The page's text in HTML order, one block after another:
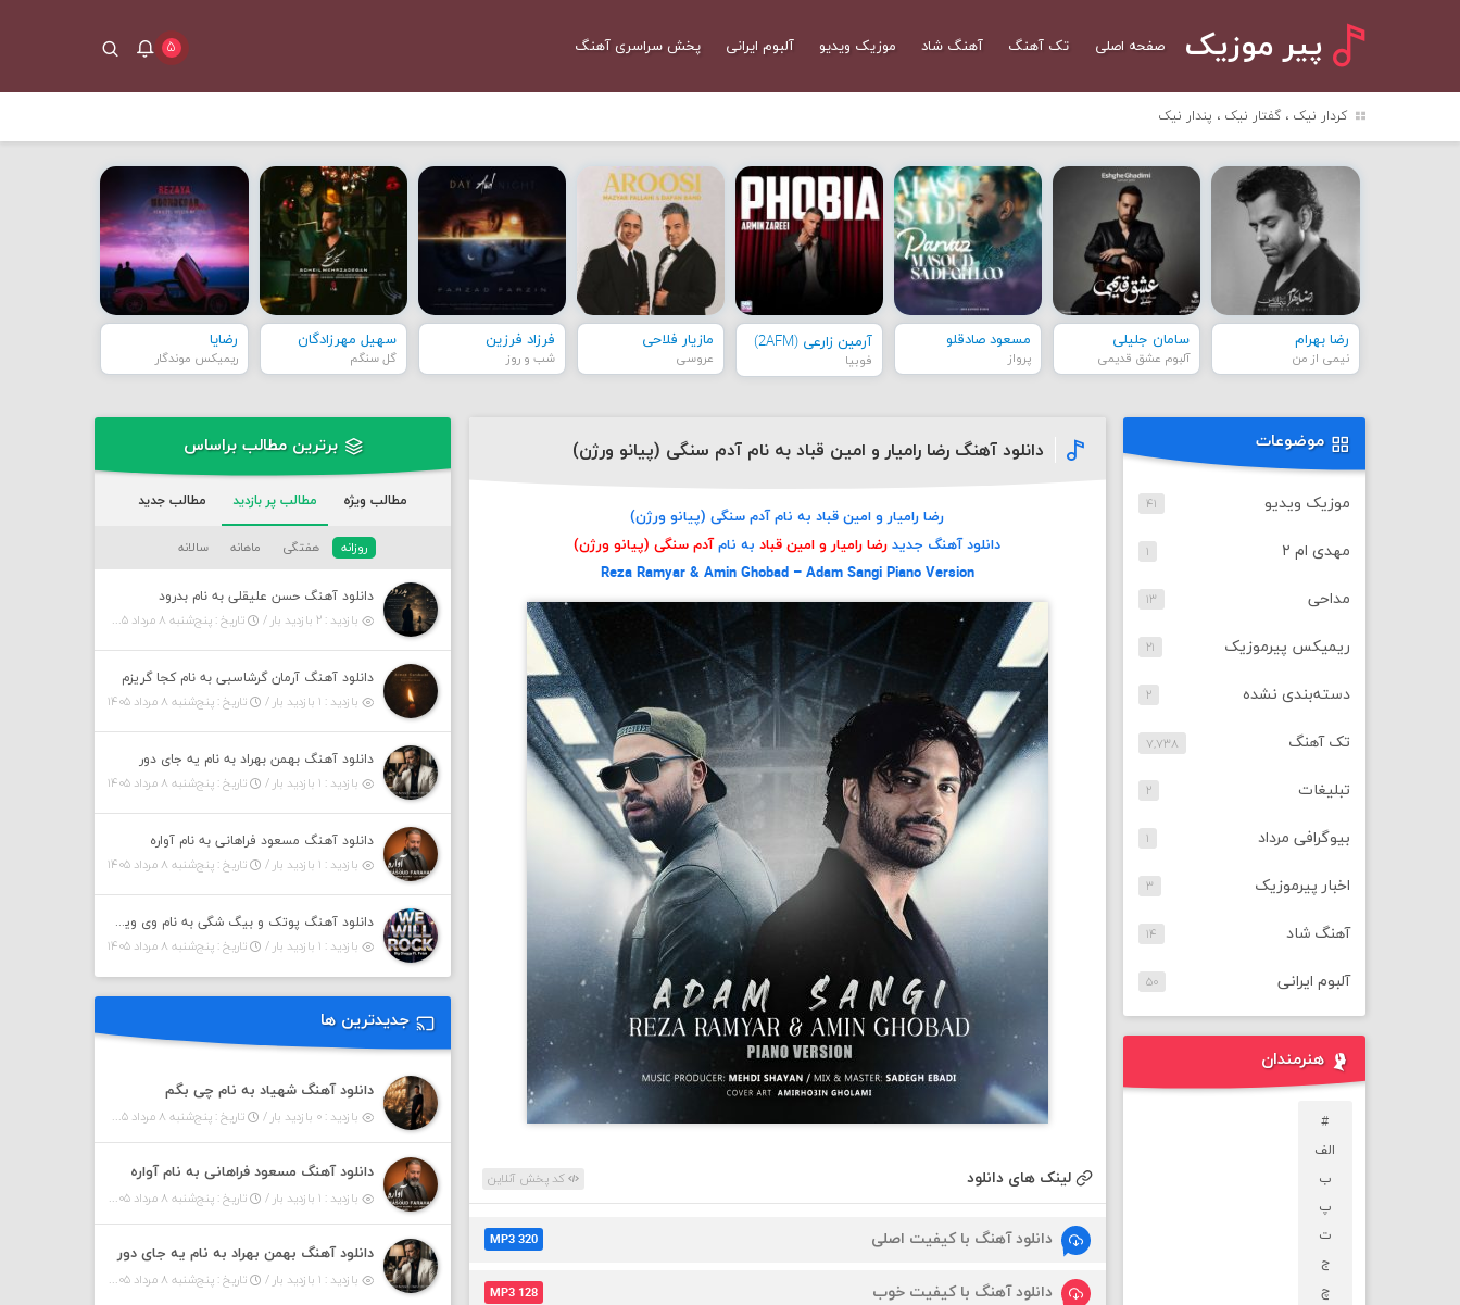
پیر موزیک صفحه اصلی تک آهنگ آهنگ شاد موزیک ویدیو آلبوم ایرانی پخش سراسری آهنگ ۵
کردار نیک ، گفتار نیک ، پندار نیک
رضا بهرام
نیمی از من
سامان جلیلی
آلبوم عشق قدیمی
مسعود صادقلو
پرواز
آرمین زارعی (2AFM)
فوبیا
مازیار فلاحی
عروسی
فرزاد فرزین
شب و روز
سهیل مهرزادگان
گل سنگم
رضایا
ریمیکس موندگار
دانلود آهنگ رضا رامیار و امین قباد به نام آدم سنگی (پیانو ورژن)
رضا رامیار و امین قباد به نام آدم سنگی (پیانو ورژن)
دانلود آهنگ جدیدرضا رامیار و امین قبادبه نامآدم سنگی (پیانو ورژن)
Reza Ramyar & Amin Ghobad – Adam Sangi Piano Version
لینک های دانلود کد پخش آنلاین
دانلود آهنگ با کیفیت اصلی MP3 320
دانلود آهنگ با کیفیت خوب MP3 128
موضوعات
موزیک ویدیو ۴۱
مهدی ام ۲ ۱
مداحی ۱۳
ریمیکس پیرموزیک ۲۱
دسته‌بندی نشده ۲
تک آهنگ ۷,۷۳۸
تبلیغات ۲
بیوگرافی مرداد ۱
اخبار پیرموزیک ۳
آهنگ شاد ۱۴
آلبوم ایرانی ۵۰
هنرمندان
#
الف
ب
پ
ت
ج
چ
برترین مطالب براساس
مطالب ویژه مطالب پر بازدید مطالب جدید
روزانه هفتگی ماهانه سالانه
دانلود آهنگ حسن علیقلی به نام بدرود
بازدید : ۲ بازدید بار /
تاریخ : پنج‌شنبه ۸ مرداد ۱۴۰۵
دانلود آهنگ آرمان گرشاسبی به نام کجا گریزم
بازدید : ۱ بازدید بار /
تاریخ : پنج‌شنبه ۸ مرداد ۱۴۰۵
دانلود آهنگ بهمن بهراد به نام یه جای دور
بازدید : ۱ بازدید بار /
تاریخ : پنج‌شنبه ۸ مرداد ۱۴۰۵
دانلود آهنگ مسعود فراهانی به نام آواره
بازدید : ۱ بازدید بار /
تاریخ : پنج‌شنبه ۸ مرداد ۱۴۰۵
دانلود آهنگ پوتک و بیگ شگی به نام وی ویل راک
بازدید : ۱ بازدید بار /
تاریخ : پنج‌شنبه ۸ مرداد ۱۴۰۵
جدیدترین ها
دانلود آهنگ شهیاد به نام چی بگم
بازدید : ۰ بازدید بار / تاریخ : پنج‌شنبه ۸ مرداد ۱۴۰۵
دانلود آهنگ مسعود فراهانی به نام آواره
بازدید : ۱ بازدید بار / تاریخ : پنج‌شنبه ۸ مرداد ۱۴۰۵
دانلود آهنگ بهمن بهراد به نام یه جای دور
بازدید : ۱ بازدید بار / تاریخ : پنج‌شنبه ۸ مرداد ۱۴۰۵